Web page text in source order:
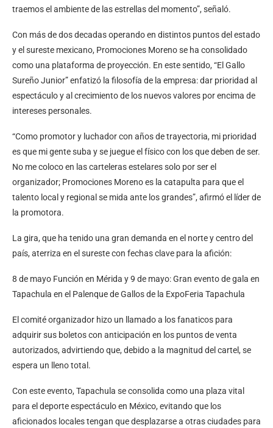
traemos el ambiente de las estrellas del momento”, señaló.
Con más de dos decadas operando en distintos puntos del estado
y el sureste mexicano, Promociones Moreno se ha consolidado
como una plataforma de proyección. En este sentido, “El Gallo
Sureño Junior” enfatizó la filosofía de la empresa: dar prioridad al
espectáculo y al crecimiento de los nuevos valores por encima de
intereses personales.
“Como promotor y luchador con años de trayectoria, mi prioridad
es que mi gente suba y se juegue el físico con los que deben de ser.
No me coloco en las carteleras estelares solo por ser el
organizador; Promociones Moreno es la catapulta para que el
talento local y regional se mida ante los grandes”, afirmó el líder de
la promotora.
La gira, que ha tenido una gran demanda en el norte y centro del
país, aterriza en el sureste con fechas clave para la afición:
8 de mayo Función en Mérida y 9 de mayo: Gran evento de gala en
Tapachula en el Palenque de Gallos de la ExpoFeria Tapachula
El comité organizador hizo un llamado a los fanaticos para
adquirir sus boletos con anticipación en los puntos de venta
autorizados, advirtiendo que, debido a la magnitud del cartel, se
espera un lleno total.
Con este evento, Tapachula se consolida como una plaza vital
para el deporte espectáculo en México, evitando que los
aficionados locales tengan que desplazarse a otras ciudades para